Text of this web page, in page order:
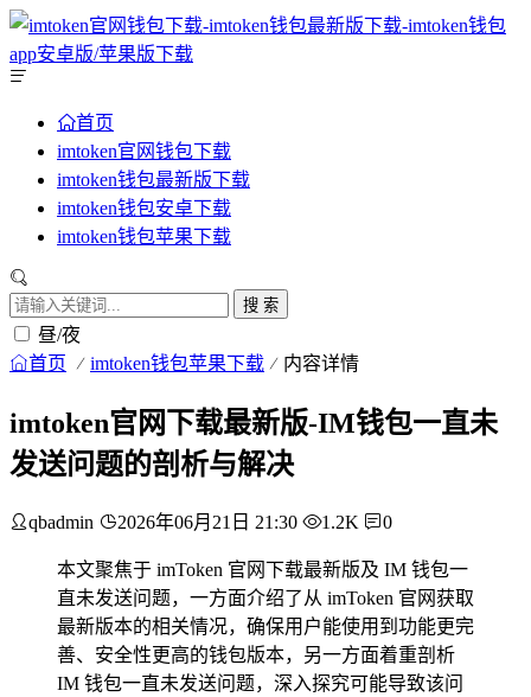
首页
imtoken官网钱包下载
imtoken钱包最新版下载
imtoken钱包安卓下载
imtoken钱包苹果下载
搜 索
昼/夜
首页 imtoken钱包苹果下载 内容详情
imtoken官网下载最新版-IM钱包一直未
发送问题的剖析与解决
qbadmin 2026年06月21日 21:30 1.2K 0
本文聚焦于 imToken 官网下载最新版及 IM 钱包一
直未发送问题，一方面介绍了从 imToken 官网获取
最新版本的相关情况，确保用户能使用到功能更完
善、安全性更高的钱包版本，另一方面着重剖析
IM 钱包一直未发送问题，深入探究可能导致该问